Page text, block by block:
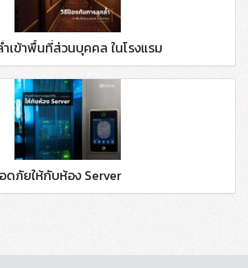
เข้าพื้นที่ส่วนบุคคล ในโรงแรม
ดภัยให้กับห้อง Server